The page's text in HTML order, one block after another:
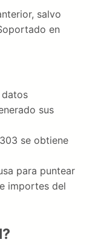
salvo
en
sus
se obtiene
para puntear
importes del